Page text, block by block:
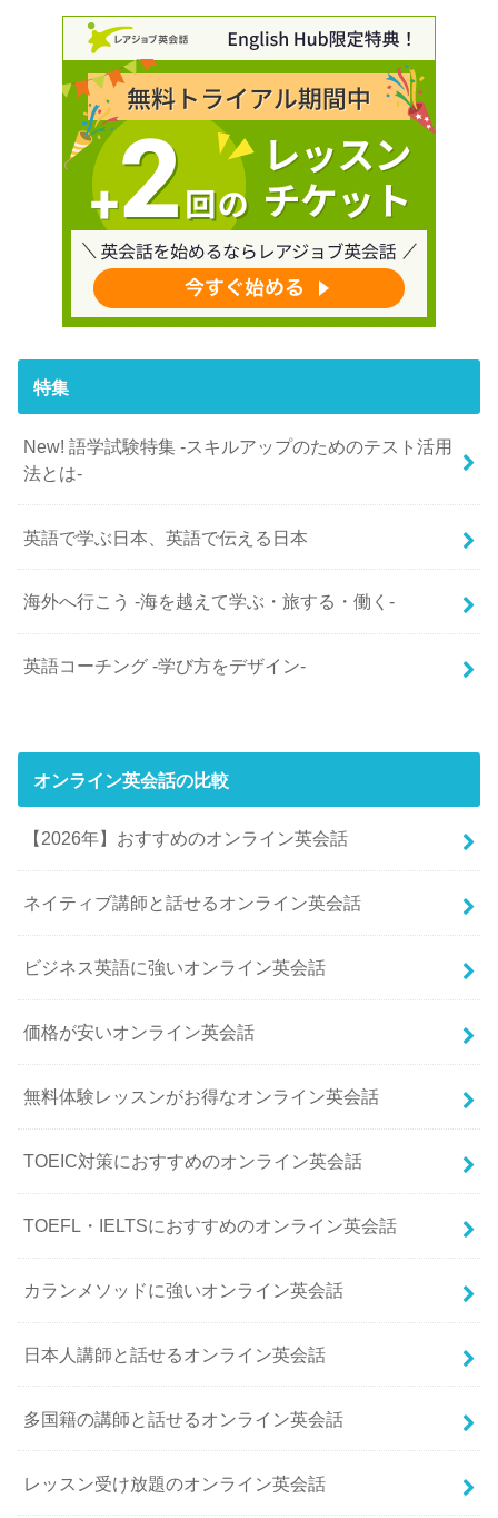
特集
New! 語学試験特集 -スキルアップのためのテスト活用
法とは-
英語で学ぶ日本、英語で伝える日本
海外へ行こう -海を越えて学ぶ・旅する・働く-
英語コーチング -学び方をデザイン-
オンライン英会話の比較
【2026年】おすすめのオンライン英会話
ネイティブ講師と話せるオンライン英会話
ビジネス英語に強いオンライン英会話
価格が安いオンライン英会話
無料体験レッスンがお得なオンライン英会話
TOEIC対策におすすめのオンライン英会話
TOEFL・IELTSにおすすめのオンライン英会話
カランメソッドに強いオンライン英会話
日本人講師と話せるオンライン英会話
多国籍の講師と話せるオンライン英会話
レッスン受け放題のオンライン英会話